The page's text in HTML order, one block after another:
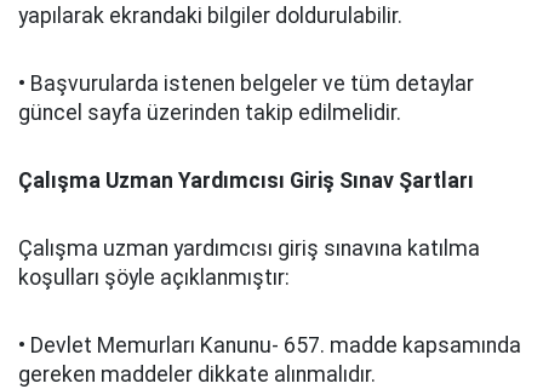
yapılarak ekrandaki bilgiler doldurulabilir.
• Başvurularda istenen belgeler ve tüm detaylar
güncel sayfa üzerinden takip edilmelidir.
Çalışma Uzman Yardımcısı Giriş Sınav Şartları
Çalışma uzman yardımcısı giriş sınavına katılma
koşulları şöyle açıklanmıştır:
• Devlet Memurları Kanunu- 657. madde kapsamında
gereken maddeler dikkate alınmalıdır.